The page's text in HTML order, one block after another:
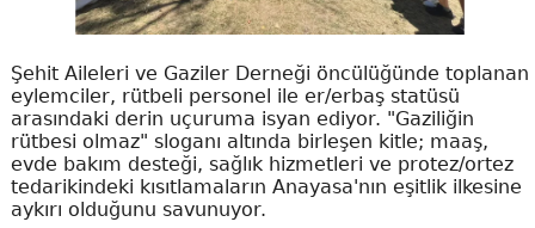
Şehit Aileleri ve Gaziler Derneği öncülüğünde toplanan
eylemciler, rütbeli personel ile er/erbaş statüsü
arasındaki derin uçuruma isyan ediyor. "Gaziliğin
rütbesi olmaz" sloganı altında birleşen kitle; maaş,
evde bakım desteği, sağlık hizmetleri ve protez/ortez
tedarikindeki kısıtlamaların Anayasa'nın eşitlik ilkesine
aykırı olduğunu savunuyor.